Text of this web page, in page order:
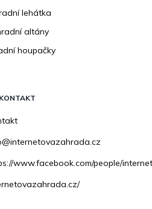
lehátka
altány
houpačky
KONTAKT
@internetovazahrada.cz
www.facebook.com/people/